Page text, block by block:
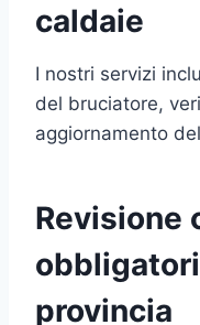
caldaie
I nostri servizi
del bruciatore,
aggiornamento
Revisione
provincia